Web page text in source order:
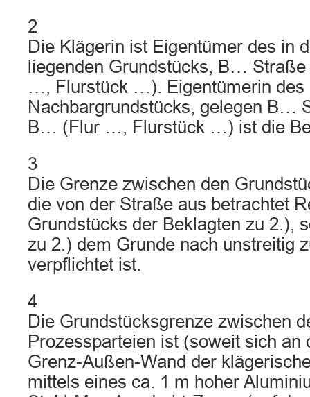
2
Die Klägerin ist Eigentümer des in
liegenden Grundstücks, B…
…, Flurstück …). Eigentümerin des
Nachbargrundstücks, gelegen
B… (Flur …, Flurstück …) ist die
3
Die Grenze zwischen den
die von der Straße aus betrachtet
Grundstücks der Beklagten zu 2.),
zu 2.) dem Grunde nach unstreitig
verpflichtet ist.
4
Die Grundstücksgrenze zwischen
Prozessparteien ist (soweit sich an
Grenz-Außen-Wand der
mittels eines ca. 1 m hoher